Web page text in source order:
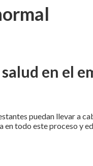
en el
puedan llevar
todo este proceso y